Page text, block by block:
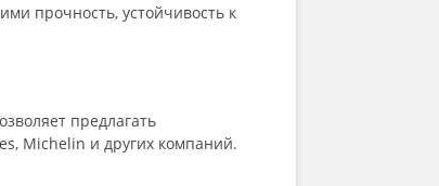
прочность, устойчивость к
предлагать
Michelin и других компаний.